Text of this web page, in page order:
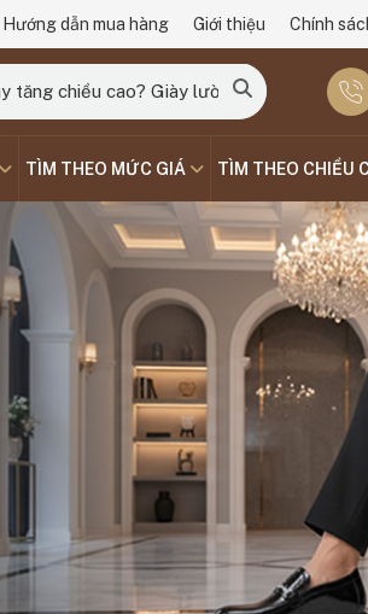
Hướng dẫn mua hàng Giới thiệu Chính
TÌM THEO MỨC GIÁ TÌM THEO CHIỀU
Loading...